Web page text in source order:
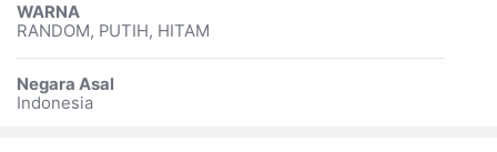
WARNA
RANDOM, PUTIH, HITAM
Negara Asal
Indonesia